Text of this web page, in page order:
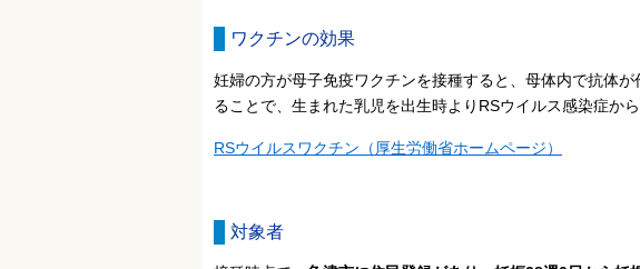
ワクチンの効果
妊婦の方が母子免疫ワクチンを接種すると、母体内で抗体
ることで、生まれた乳児を出生時よりRSウイルス感染症か
RSウイルスワクチン（厚生労働省ホームページ）
対象者